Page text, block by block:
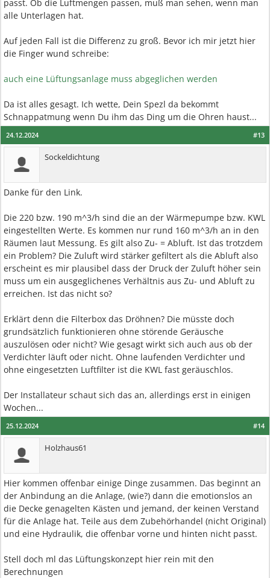
passt. Ob die Luftmengen passen, muß man sehen, wenn man
alle Unterlagen hat.
Auf jeden Fall ist die Differenz zu groß. Bevor ich mir jetzt hier
die Finger wund schreibe:
auch eine Lüftungsanlage muss abgeglichen werden
Da ist alles gesagt. Ich wette, Dein Spezl da bekommt
Schnappatmung wenn Du ihm das Ding um die Ohren haust...
#13
24.12.2024
Sockeldichtung
Danke für den Link.
Die 220 bzw. 190 m^3/h sind die an der Wärmepumpe bzw. KWL
eingestellten Werte. Es kommen nur rund 160 m^3/h an in den
Räumen laut Messung. Es gilt also Zu- = Abluft. Ist das trotzdem
ein Problem? Die Zuluft wird stärker gefiltert als die Abluft also
erscheint es mir plausibel dass der Druck der Zuluft höher sein
muss um ein ausgeglichenes Verhältnis aus Zu- und Abluft zu
erreichen. Ist das nicht so?
Erklärt denn die Filterbox das Dröhnen? Die müsste doch
grundsätzlich funktionieren ohne störende Geräusche
auszulösen oder nicht? Wie gesagt wirkt sich auch aus ob der
Verdichter läuft oder nicht. Ohne laufenden Verdichter und
ohne eingesetzten Luftfilter ist die KWL fast geräuschlos.
Der Installateur schaut sich das an, allerdings erst in einigen
Wochen...
#14
25.12.2024
Holzhaus61
Hier kommen offenbar einige Dinge zusammen. Das beginnt an
der Anbindung an die Anlage, (wie?) dann die emotionslos an
die Decke genagelten Kästen und jemand, der keinen Verstand
für die Anlage hat. Teile aus dem Zubehörhandel (nicht Original)
und eine Hydraulik, die offenbar vorne und hinten nicht passt.
Stell doch ml das Lüftungskonzept hier rein mit den
Berechnungen